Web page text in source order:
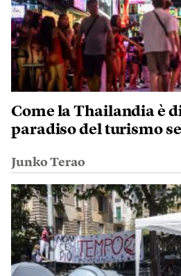
Come la Thailandia è
paradiso del turismo
Junko Terao